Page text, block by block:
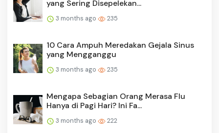
yang Sering Disepelekan...
3 months ago 235
10 Cara Ampuh Meredakan Gejala Sinus
yang Mengganggu
3 months ago 235
Mengapa Sebagian Orang Merasa Flu
Hanya di Pagi Hari? Ini Fa...
3 months ago 222